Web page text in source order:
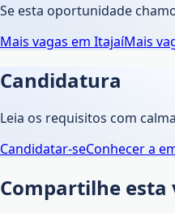
Se esta oportunidade
Mais vagas em ItajaíMais
Candidatura
Leia os requisitos com
Candidatar-seConhecer a
Compartilhe esta